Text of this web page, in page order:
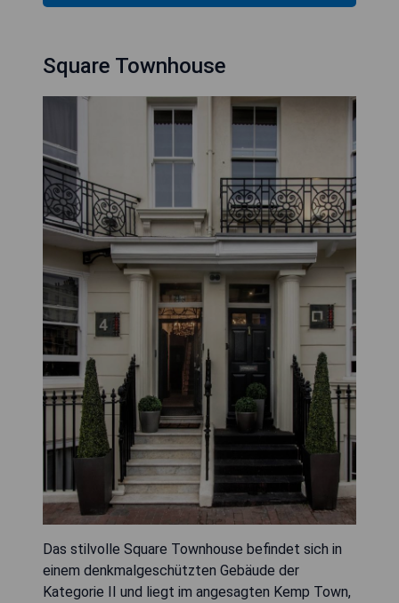
Square Townhouse
Das stilvolle Square Townhouse befindet sich in
einem denkmalgeschützten Gebäude der
Kategorie II und liegt im angesagten Kemp Town,